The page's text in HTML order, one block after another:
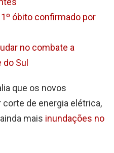
óbito confirmado por
no combate a
Sul
que os novos
de energia elétrica,
mais inundações no